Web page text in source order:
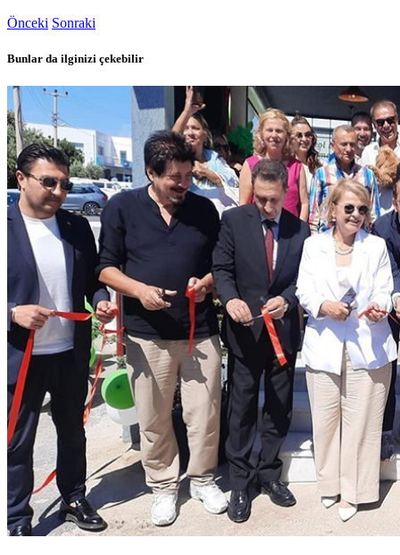
Önceki Sonraki
Bunlar da ilginizi çekebilir